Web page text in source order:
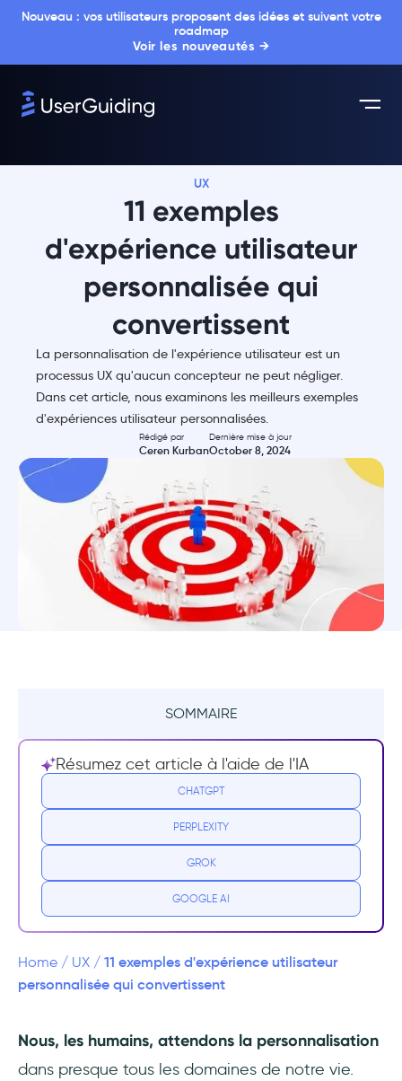
Nouveau : vos utilisateurs proposent des idées et suivent votre
roadmap
Voir les nouveautés →
UX
11 exemples
d'expérience utilisateur
personnalisée qui
convertissent
La personnalisation de l'expérience utilisateur est un
processus UX qu'aucun concepteur ne peut négliger.
Dans cet article, nous examinons les meilleurs exemples
d'expériences utilisateur personnalisées.
Rédigé par
Ceren Kurban
Dernière mise à jour
October 8, 2024
SOMMAIRE
Résumé
11 exemples concrets de personnalisation de
l'expérience utilisateur
Suggestions de contenu personnalisées
Onboarding personnalisé
Courriels personnalisés
Résumez cet article à l'aide de l'IA
CHATGPT
PERPLEXITY
GROK
GOOGLE AI
Home / UX / 11 exemples d'expérience utilisateur
personnalisée qui convertissent
Nous, les humains, attendons la personnalisation
dans presque tous les domaines de notre vie.